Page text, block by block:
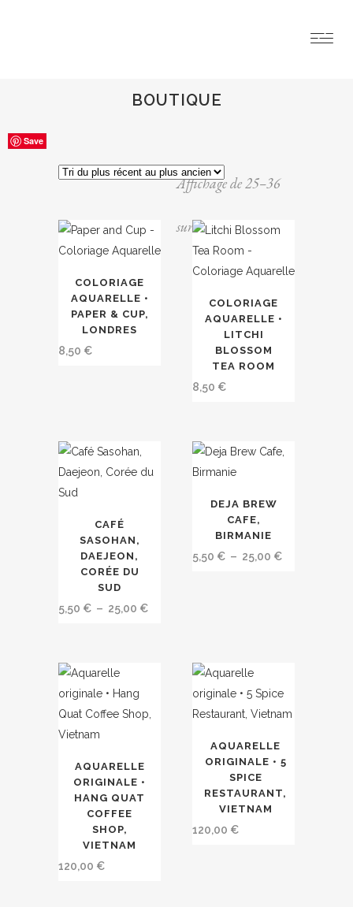
BOUTIQUE
Affichage de 25–36
sur 42 résultatsTrié
du
plus
récent
plus
Save
COLORIAGE
AQUARELLE •
PAPER & CUP,
LONDRES
8,50 €
Save
COLORIAGE
AQUARELLE •
LITCHI
BLOSSOM
TEA ROOM
8,50 €
Save
plusieurs
variations.
Les
être
choisies
sur
la
produit
CAFÉ
SASOHAN,
DAEJEON,
CORÉE DU
SUD
5,50 € – 25,00 €Plage
25,00 €
Save
plusieurs
choisies
sur
la
DEJA BREW
CAFE,
BIRMANIE
5,50 € – 25,00 €Plage
Save
AQUARELLE
ORIGINALE •
HANG QUAT
COFFEE
SHOP,
VIETNAM
120,00 €
Save
AQUARELLE
ORIGINALE • 5
SPICE
RESTAURANT,
VIETNAM
120,00 €
Save
Save
Save
Save
Save
Save